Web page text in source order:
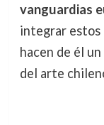
vanguardias
integrar estos
hacen de él
del arte